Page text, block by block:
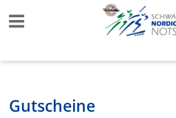
Gutscheine